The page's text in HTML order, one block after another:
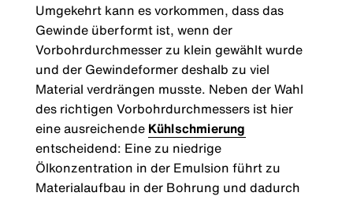
Umgekehrt kann es vorkommen, dass das
Gewinde überformt ist, wenn der
Vorbohrdurchmesser zu klein gewählt wurde
und der Gewindeformer deshalb zu viel
Material verdrängen musste. Neben der Wahl
des richtigen Vorbohrdurchmessers ist hier
eine ausreichende Kühlschmierung
entscheidend: Eine zu niedrige
Ölkonzentration in der Emulsion führt zu
Materialaufbau in der Bohrung und dadurch